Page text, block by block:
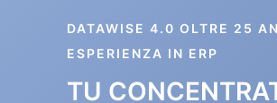
DATAWISE 4.0 OLTRE 25
ESPERIENZA IN ERP
TU